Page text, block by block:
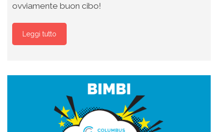
ovviamente buon cibo!
Leggi tutto